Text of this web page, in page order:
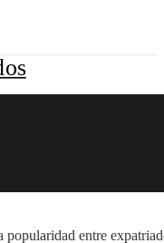
popularidad entre